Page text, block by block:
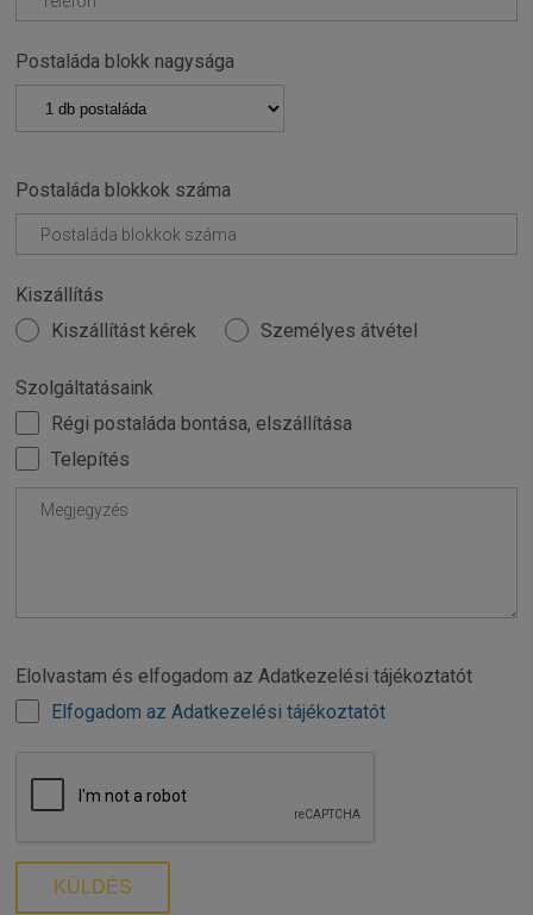
Postaláda blokk nagysága
Postaláda blokkok száma
Kiszállítás
Kiszállítást kérek
Személyes átvétel
Szolgáltatásaink
Régi postaláda bontása, elszállítása
Telepítés
Elolvastam és elfogadom az Adatkezelési tájékoztatót
Elfogadom az Adatkezelési tájékoztatót